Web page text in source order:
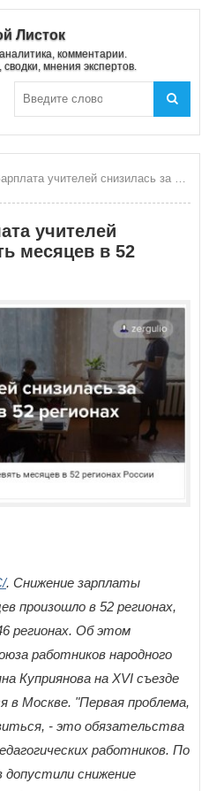
Листок
комментарии.
мнения экспертов.
снизилась за девять месяцев в 52 регионах России
учителей
месяцев в 52
. Снижение зарплаты
произошло в 52 регионах,
регионах. Об этом
работников народного
Куприянова на XVI съезде
Москве. "Первая проблема,
- это обязательства
работников. По
снижение